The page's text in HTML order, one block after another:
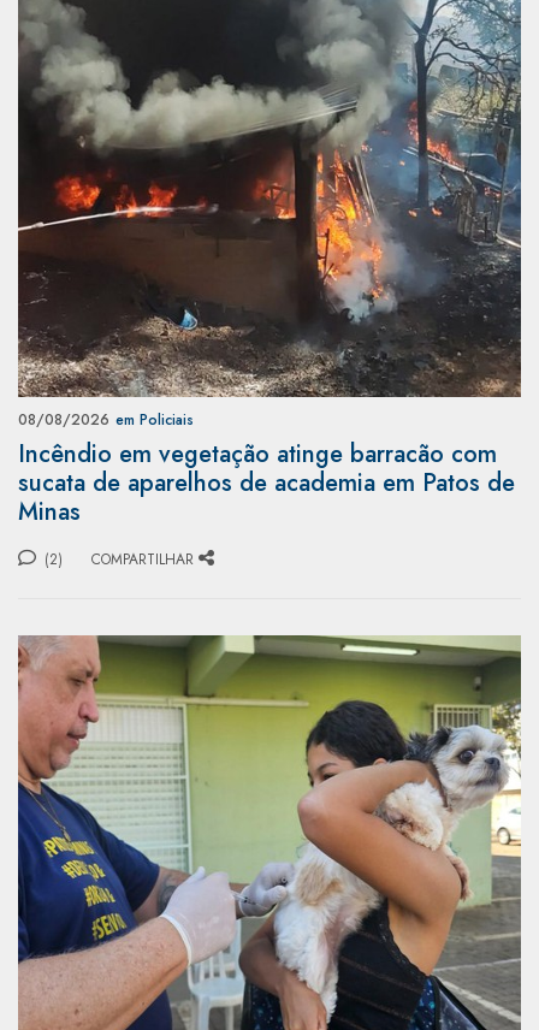
08/08/2026 em Policiais
Incêndio em vegetação atinge barracão com
sucata de aparelhos de academia em Patos de
Minas
(2) COMPARTILHAR